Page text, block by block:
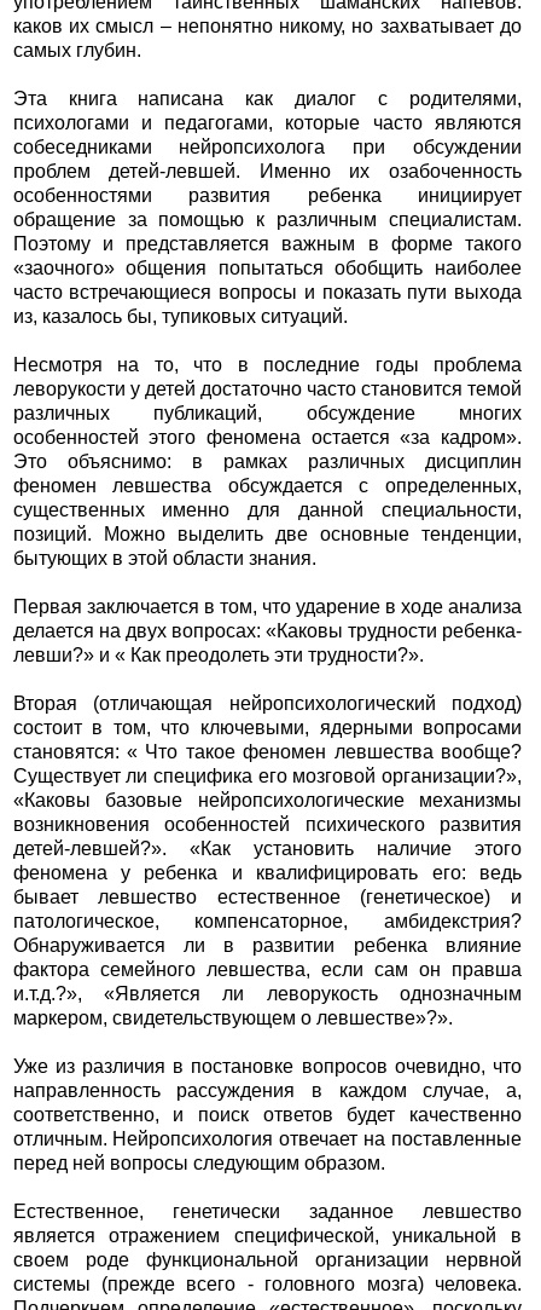
каков их смысл – непонятно никому, но захватывает до
самых глубин.
Эта книга написана как диалог с родителями,
психологами и педагогами, которые часто являются
собеседниками нейропсихолога при обсуждении
проблем детей-левшей. Именно их озабоченность
особенностями развития ребенка инициирует
обращение за помощью к различным специалистам.
Поэтому и представляется важным в форме такого
«заочного» общения попытаться обобщить наиболее
часто встречающиеся вопросы и показать пути выхода
из, казалось бы, тупиковых ситуаций.
Несмотря на то, что в последние годы проблема
леворукости у детей достаточно часто становится темой
различных публикаций, обсуждение многих
особенностей этого феномена остается «за кадром».
Это объяснимо: в рамках различных дисциплин
феномен левшества обсуждается с определенных,
существенных именно для данной специальности,
позиций. Можно выделить две основные тенденции,
бытующих в этой области знания.
Первая заключается в том, что ударение в ходе анализа
делается на двух вопросах: «Каковы трудности ребенка-
левши?» и « Как преодолеть эти трудности?».
Вторая (отличающая нейропсихологический подход)
состоит в том, что ключевыми, ядерными вопросами
становятся: « Что такое феномен левшества вообще?
Существует ли специфика его мозговой организации?»,
«Каковы базовые нейропсихологические механизмы
возникновения особенностей психического развития
детей-левшей?». «Как установить наличие этого
феномена у ребенка и квалифицировать его: ведь
бывает левшество естественное (генетическое) и
патологическое, компенсаторное, амбидекстрия?
Обнаруживается ли в развитии ребенка влияние
фактора семейного левшества, если сам он правша
и.т.д.?», «Является ли леворукость однозначным
маркером, свидетельствующем о левшестве»?».
Уже из различия в постановке вопросов очевидно, что
направленность рассуждения в каждом случае, а,
соответственно, и поиск ответов будет качественно
отличным. Нейропсихология отвечает на поставленные
перед ней вопросы следующим образом.
Естественное, генетически заданное левшество
является отражением специфической, уникальной в
своем роде функциональной организации нервной
системы (прежде всего - головного мозга) человека.